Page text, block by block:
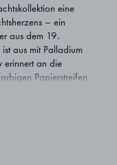
eine
– ein
aus dem 19.
aus mit Palladium
erinnert an die
Papierstreifen
rotes Band und ein